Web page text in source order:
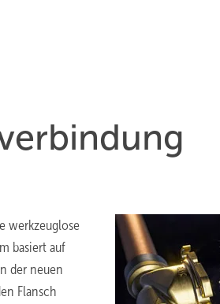
werkzeuglose
basiert auf
der neuen
Flansch